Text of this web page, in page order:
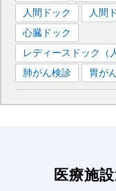
人間ドック
人間
心臓ドック
レディースドック（
肺がん検診
胃が
医療施